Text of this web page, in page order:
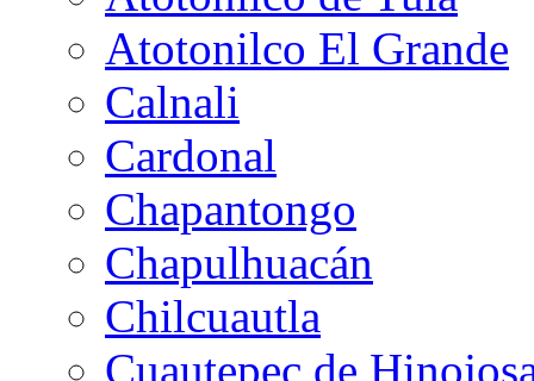
Atotonilco El Grande
Calnali
Cardonal
Chapantongo
Chapulhuacán
Chilcuautla
Cuautepec de